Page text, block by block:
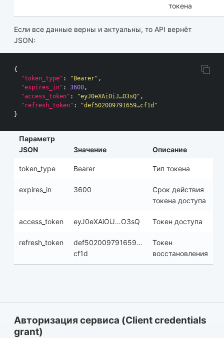
токена
Если все данные верны и актуальны, то API вернёт
JSON:
{
"token_type" : "Bearer" ,
"expires_in" : 3600,
"access_token" : "eyJ0eXAiOiJ…O3sQ" ,
"refresh_token" :
"def502009791659…cf1d"
}
Параметр
JSON
Значение Описание
token_type Bearer Тип токена
expires_in 3600
Срок действия
токена доступа
access_token eyJ0eXAiOiJ…O3sQ Токен доступа
refresh_token
def502009791659…
cf1d
Токен
восстановления
Авторизация сервиса (Client credentials
grant)